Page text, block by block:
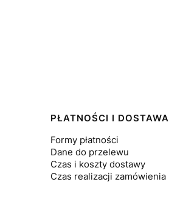
PŁATNOŚCI I DOSTAWA
Formy płatności
Dane do przelewu
Czas i koszty dostawy
Czas realizacji zamówienia